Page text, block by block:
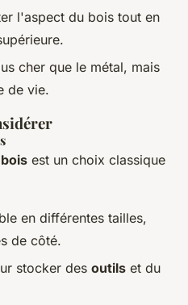
l'aspect du bois tout en
cher que le métal, mais
de vie.
est un choix classique
en différentes tailles,
de côté.
stocker des outils et du